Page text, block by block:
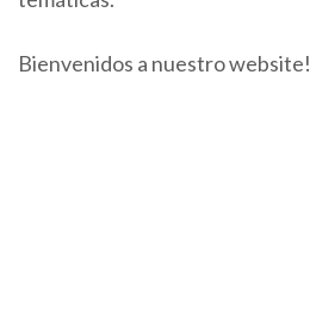
Bienvenidos a nuestro website!